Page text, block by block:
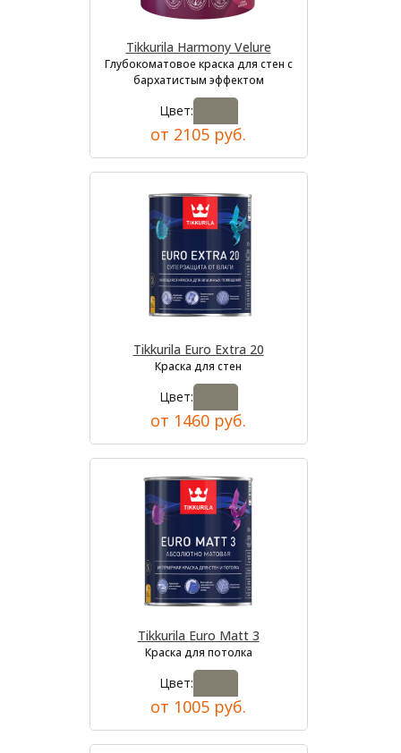
Tikkurila Harmony Velure
Глубокоматовое краска для стен с
бархатистым эффектом
Цвет:
от 2105 руб.
Tikkurila Euro Extra 20
Краска для стен
Цвет:
от 1460 руб.
Tikkurila Euro Matt 3
Краска для потолка
Цвет:
от 1005 руб.